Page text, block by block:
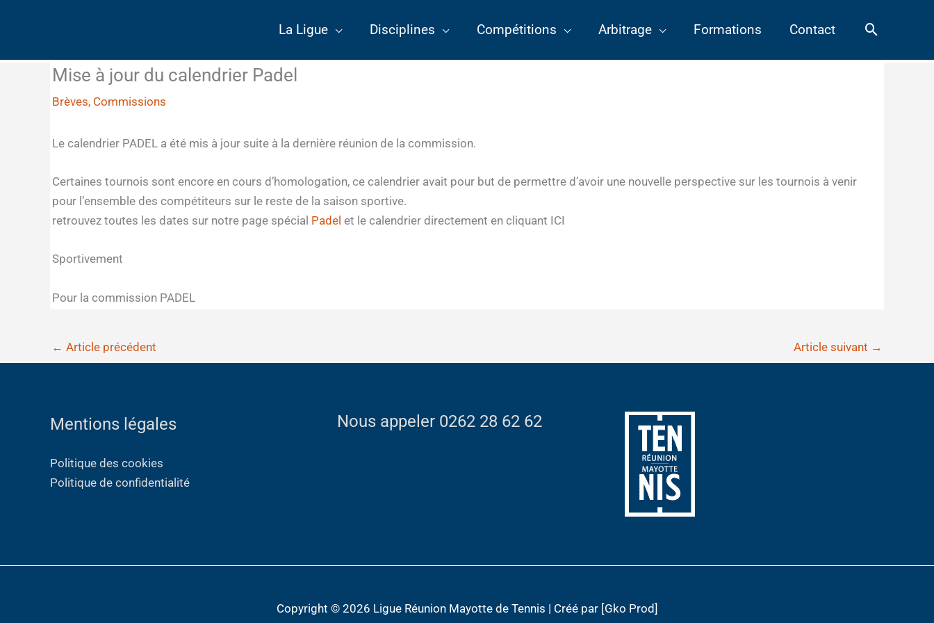
La Ligue Disciplines Compétitions Arbitrage Formations Contact
Mise à jour du calendrier Padel
Brèves, Commissions
Le calendrier PADEL a été mis à jour suite à la dernière réunion de la commission.
Certaines tournois sont encore en cours d’homologation, ce calendrier avait pour but de permettre d’avoir une nouvelle perspective sur les tournois à venir
pour l’ensemble des compétiteurs sur le reste de la saison sportive.
retrouvez toutes les dates sur notre page spécial Padel et le calendrier directement en cliquant ICI
Sportivement
Pour la commission PADEL
← Article précédent Article suivant →
Mentions légales
Politique des cookies
Politique de confidentialité
Nous appeler 0262 28 62 62
Copyright © 2026 Ligue Réunion Mayotte de Tennis | Créé par [Gko Prod]